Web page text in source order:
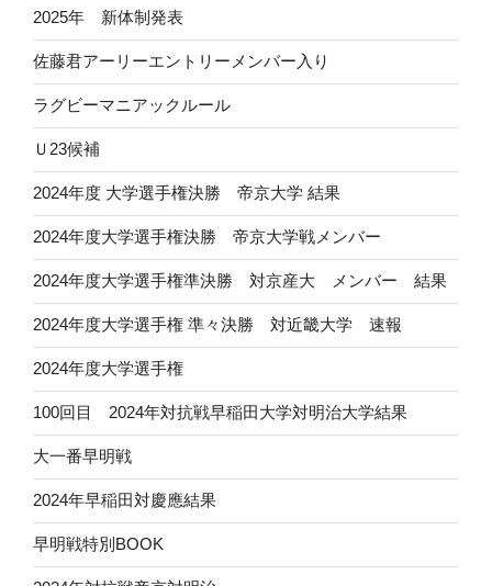
2025年 新体制発表
佐藤君アーリーエントリーメンバー入り
ラグビーマニアックルール
Ｕ23候補
2024年度 大学選手権決勝 帝京大学 結果
2024年度大学選手権決勝 帝京大学戦メンバー
2024年度大学選手権準決勝 対京産大 メンバー 結果
2024年度大学選手権 準々決勝 対近畿大学 速報
2024年度大学選手権
100回目 2024年対抗戦早稲田大学対明治大学結果
大一番早明戦
2024年早稲田対慶應結果
早明戦特別BOOK